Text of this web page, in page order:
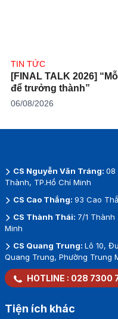
TIN TỨC
[FINAL TALK 2026]
để trưởng thành”
06/08/2026
CS Nguyễn Văn Tráng: 08
Thành, TP.Hồ Chí Minh
CS Cao Thắng: 93 Cao
CS Thành Thái: 7/1 Thành
Minh
CS Quang Trung: Lô 10,
Quang Trung, Phường Trung
HOTLINE : 028 7300
Tiện ích khác